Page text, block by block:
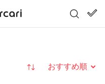
並び替え